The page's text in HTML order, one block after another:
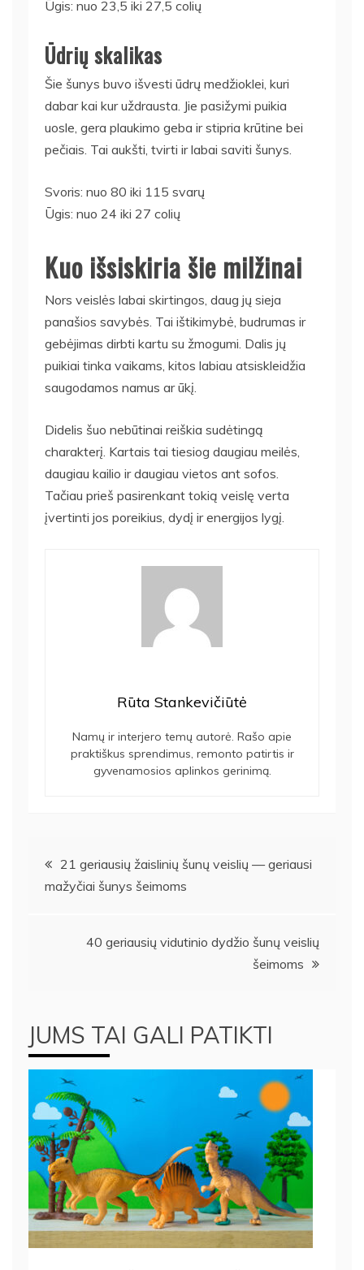
Ūgis: nuo 23,5 iki 27,5 colių
Ūdrių skalikas
Šie šunys buvo išvesti ūdrų medžioklei, kuri
dabar kai kur uždrausta. Jie pasižymi puikia
uosle, gera plaukimo geba ir stipria krūtine bei
pečiais. Tai aukšti, tvirti ir labai saviti šunys.
Svoris: nuo 80 iki 115 svarų
Ūgis: nuo 24 iki 27 colių
Kuo išsiskiria šie milžinai
Nors veislės labai skirtingos, daug jų sieja
panašios savybės. Tai ištikimybė, budrumas ir
gebėjimas dirbti kartu su žmogumi. Dalis jų
puikiai tinka vaikams, kitos labiau atsiskleidžia
saugodamos namus ar ūkį.
Didelis šuo nebūtinai reiškia sudėtingą
charakterį. Kartais tai tiesiog daugiau meilės,
daugiau kailio ir daugiau vietos ant sofos.
Tačiau prieš pasirenkant tokią veislę verta
įvertinti jos poreikius, dydį ir energijos lygį.
Rūta Stankevičiūtė
Namų ir interjero temų autorė. Rašo apie
praktiškus sprendimus, remonto patirtis ir
gyvenamosios aplinkos gerinimą.
Navigacija
tarp
21 geriausių žaislinių šunų veislių — geriausi
mažyčiai šunys šeimoms
40 geriausių vidutinio dydžio šunų veislių
šeimoms
JUMS TAI GALI PATIKTI